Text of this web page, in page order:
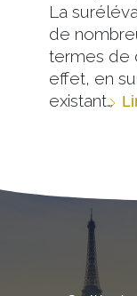
La
de
termes de
effet, en
existant…